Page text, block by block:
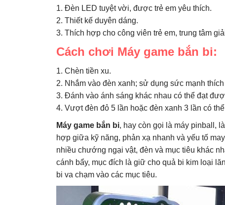
1. Đèn LED tuyệt vời, được trẻ em yêu thích.
2. Thiết kế duyên dáng.
3. Thích hợp cho công viên trẻ em, trung tâm
Cách chơi Máy game bắn bi:
1. Chèn tiền xu.
2. Nhắm vào đèn xanh; sử dụng sức mạnh
3. Đánh vào ánh sáng khác nhau có thể đạt
4. Vượt đèn đỏ 5 lần hoặc đèn xanh 3 lần có
Máy game bắn bi, hay còn gọi là máy pinball,
hợp giữa kỹ năng, phản xạ nhanh và yếu tố
nhiều chướng ngại vật, đèn và mục tiêu khác
cánh bẩy, mục đích là giữ cho quả bi kim loại
bi va chạm vào các mục tiêu.